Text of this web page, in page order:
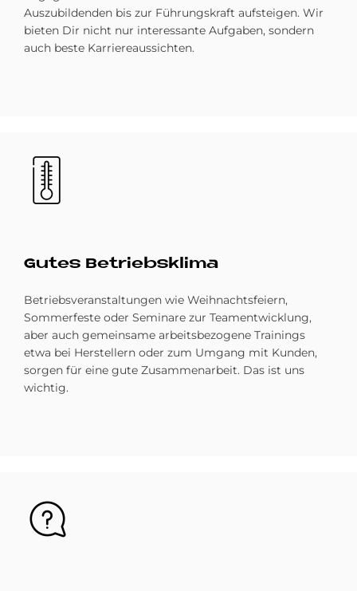
Auszubildenden bis zur Führungskraft aufsteigen. Wir
bieten Dir nicht nur interessante Aufgaben, sondern
auch beste Karriereaussichten.
Bild
Gu­tes Be­triebs­kli­ma
Betriebsveranstaltungen wie Weihnachtsfeiern,
Sommerfeste oder Seminare zur Teamentwicklung,
aber auch gemeinsame arbeitsbezogene Trainings
etwa bei Herstellern oder zum Umgang mit Kunden,
sorgen für eine gute Zusammenarbeit. Das ist uns
wichtig.
Bild